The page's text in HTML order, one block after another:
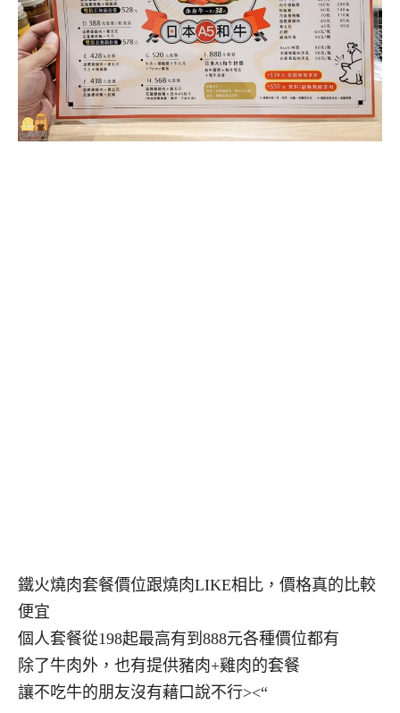
鐵火燒肉套餐價位跟燒肉LIKE相比，價格真的比較
便宜
個人套餐從198起最高有到888元各種價位都有
除了牛肉外，也有提供豬肉+雞肉的套餐
讓不吃牛的朋友沒有藉口說不行><“